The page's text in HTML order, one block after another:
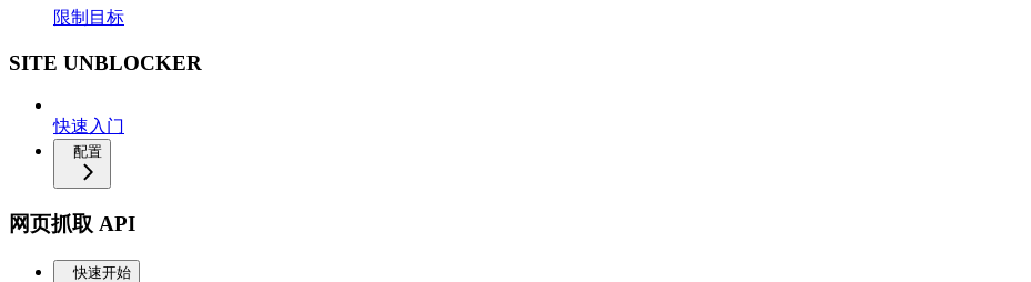
限制目标
SITE UNBLOCKER
快速入门
配置
网页抓取 API
快速开始